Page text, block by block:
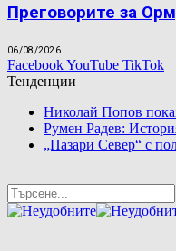
Преговорите за
06/08/2026
FacebookYouTube TikTok
Тенденции
Николай Попов
Румен Радев:
„Пазари Север“ с